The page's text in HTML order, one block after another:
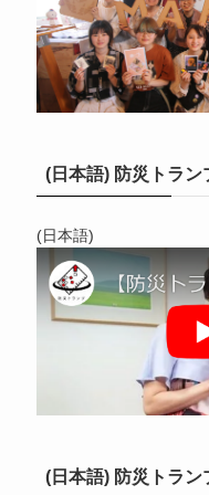
(日本語) 防災トラン
(日本語)
(日本語) 防災トラン